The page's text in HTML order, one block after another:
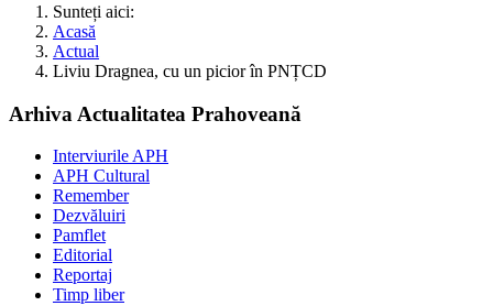
Sunteți aici:
Acasă
Actual
Liviu Dragnea, cu un picior în PNȚCD
Arhiva Actualitatea Prahoveană
Interviurile APH
APH Cultural
Remember
Dezvăluiri
Pamflet
Editorial
Reportaj
Timp liber